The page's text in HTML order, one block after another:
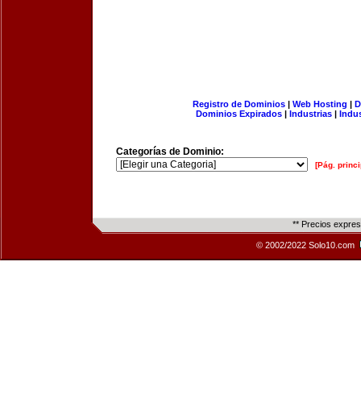
Registro de Dominios| Web Hosting |
Dominios Expirados | Industrias |
Categorías de Dominio:
[Pág.
** Precios
© 2002/2022 Solo10.com